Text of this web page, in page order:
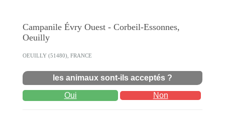
Campanile Évry Ouest - Corbeil-Essonnes,
Oeuilly
OEUILLY (51480), FRANCE
les animaux sont-ils acceptés ?
Oui Non